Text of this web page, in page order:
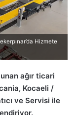
Hizmete
ağır ticari
Kocaeli /
ve Servisi ile